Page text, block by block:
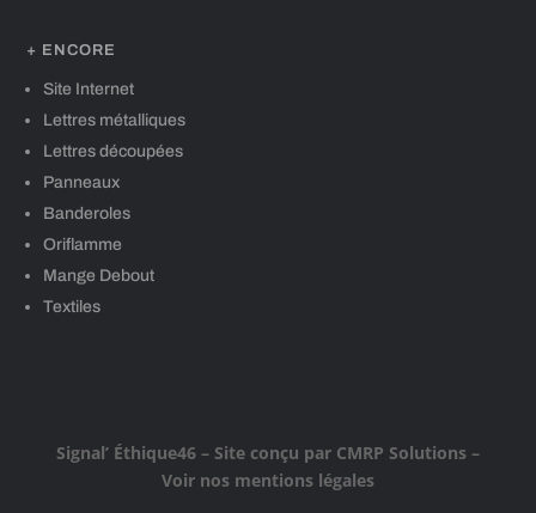
+ ENCORE
Site Internet
Lettres métalliques
Lettres découpées
Panneaux
Banderoles
Oriflamme
Mange Debout
Textiles
Signal’ Éthique46– Site conçu par CMRP Solutions–
Voir nos mentions légales